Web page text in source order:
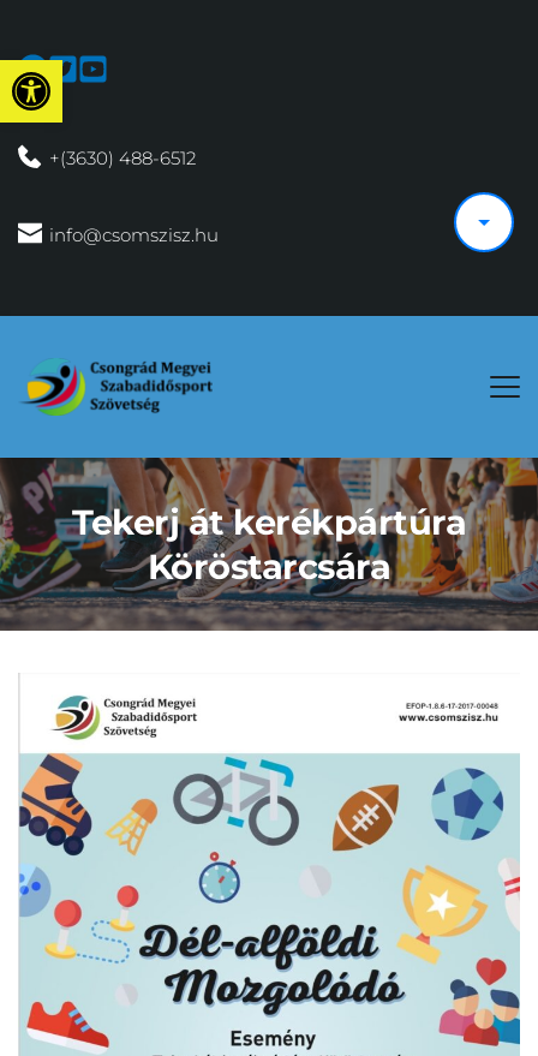
Eszköztár megnyitása
+(3630) 488-6512
info@csomszisz.hu
Tekerj át kerékpártúra
Köröstarcsára